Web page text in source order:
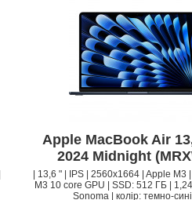
Apple MacBook Air
2024 Midnight
| 13,6 " | IPS | 2560x1664 | Apple M3
M3 10 core GPU | SSD: 512 ГБ |
Sonoma | колір: темно-